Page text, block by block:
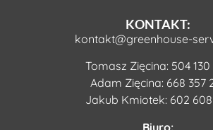
KONTAKT:
kontakt@greenhouse-
Tomasz Zięcina: 504 130
Adam Zięcina: 668 357
Jakub Kmiotek: 602 608
Biuro: